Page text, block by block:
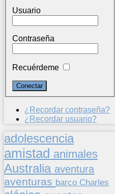
Usuario
Contraseña
Recuérdeme
¿Recordar contraseña?
¿Recordar usuario?
adolescencia
amistad animales
Australia aventura
aventuras barco Charles